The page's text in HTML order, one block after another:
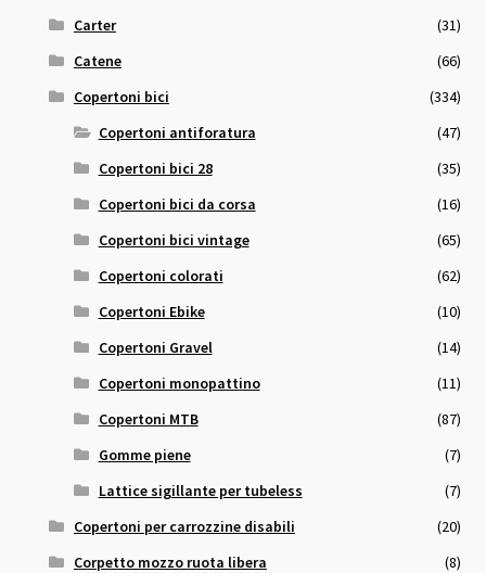
Carter
(31)
Catene
(66)
Copertoni bici
(334)
Copertoni antiforatura
(47)
Copertoni bici 28
(35)
Copertoni bici da corsa
(16)
Copertoni bici vintage
(65)
Copertoni colorati
(62)
Copertoni Ebike
(10)
Copertoni Gravel
(14)
Copertoni monopattino
(11)
Copertoni MTB
(87)
Gomme piene
(7)
Lattice sigillante per tubeless
(7)
Copertoni per carrozzine disabili
(20)
Corpetto mozzo ruota libera
(8)